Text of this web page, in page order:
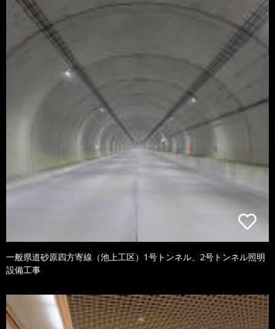
一般県道砂原四方寄線（池上工区）1号トンネル、2号トンネル照明
設備工事